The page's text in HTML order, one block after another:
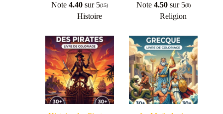
Note 4.40sur 5(15)
Histoire
Note 4.50sur 5(8)
Religion